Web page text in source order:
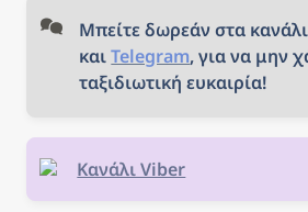
ταξίδι!
Μπείτε δωρεάν στα
και Telegram, για να μην
ταξιδιωτική ευκαιρία!
Κανάλι Viber